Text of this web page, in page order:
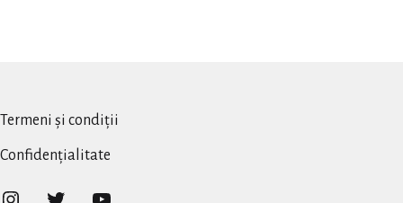
Termeni și condiții
Confidențialitate
InstagramTwitter